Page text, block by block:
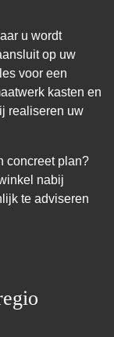
u wordt
op uw
voor een
kasten en
realiseren uw
concreet plan?
nabij
te adviseren